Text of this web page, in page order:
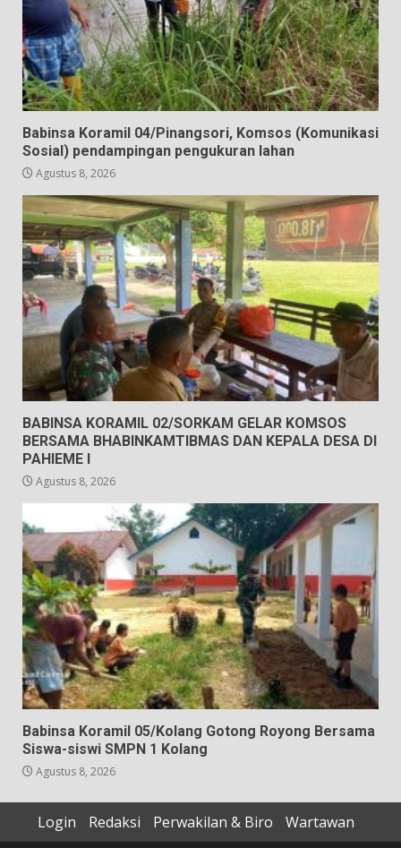
Babinsa Koramil 04/Pinangsori, Komsos (Komunikasi
Sosial) pendampingan pengukuran lahan
Agustus 8, 2026
BABINSA KORAMIL 02/SORKAM GELAR KOMSOS
BERSAMA BHABINKAMTIBMAS DAN KEPALA DESA DI
PAHIEME I
Agustus 8, 2026
Babinsa Koramil 05/Kolang Gotong Royong Bersama
Siswa-siswi SMPN 1 Kolang
Agustus 8, 2026
Login Redaksi Perwakilan & Biro Wartawan